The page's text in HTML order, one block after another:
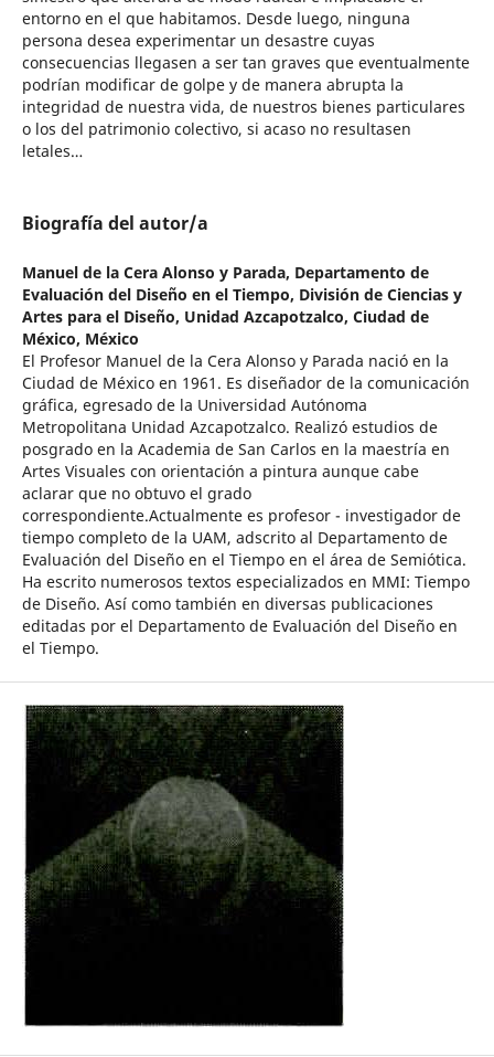
entorno en el que habitamos. Desde luego, ninguna
persona desea experimentar un desastre cuyas
consecuencias llegasen a ser tan graves que eventualmente
podrían modificar de golpe y de manera abrupta la
integridad de nuestra vida, de nuestros bienes particulares
o los del patrimonio colectivo, si acaso no resultasen
letales…
Biografía del autor/a
Manuel de la Cera Alonso y Parada, Departamento de
Evaluación del Diseño en el Tiempo, División de Ciencias y
Artes para el Diseño, Unidad Azcapotzalco, Ciudad de
México, México
El Profesor Manuel de la Cera Alonso y Parada nació en la
Ciudad de México en 1961. Es diseñador de la comunicación
gráfica, egresado de la Universidad Autónoma
Metropolitana Unidad Azcapotzalco. Realizó estudios de
posgrado en la Academia de San Carlos en la maestría en
Artes Visuales con orientación a pintura aunque cabe
aclarar que no obtuvo el grado
correspondiente.Actualmente es profesor - investigador de
tiempo completo de la UAM, adscrito al Departamento de
Evaluación del Diseño en el Tiempo en el área de Semiótica.
Ha escrito numerosos textos especializados en MMI: Tiempo
de Diseño. Así como también en diversas publicaciones
editadas por el Departamento de Evaluación del Diseño en
el Tiempo.